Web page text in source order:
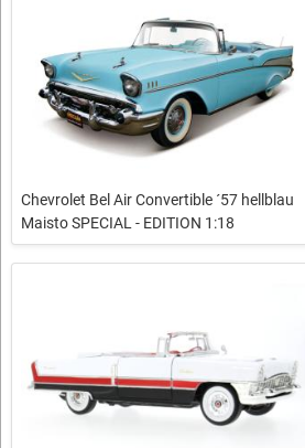
Chevrolet Bel Air Convertible ´57 hellblau
Maisto SPECIAL - EDITION 1:18